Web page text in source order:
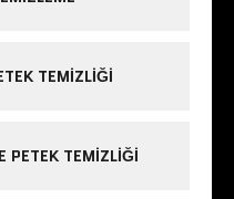
TEMIZLIĞI
PETEK TEMIZLIĞI